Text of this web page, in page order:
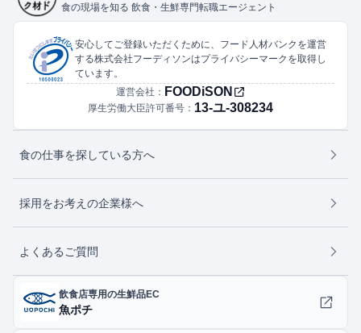
食の現場を知る 飲食・生鮮専門転職エージェント
安心してご登録いただくために、フード人材バンクを運営
する株式会社フーディソンはプライバシーマークを取得し
ています。
運営会社： FOODiSON
厚生労働大臣許可番号： 13-ユ-308234
食の仕事を探している方へ
採用をお考えの企業様へ
よくあるご質問
飲食店専用の生鮮品EC
魚ポチ